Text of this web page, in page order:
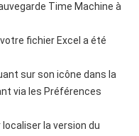
Time Machine à
fichier Excel a été
sur son icône dans la
via les Préférences
la version du